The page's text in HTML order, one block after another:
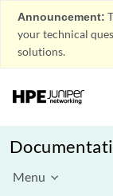
Announcement:
your technical
solutions.
Menu